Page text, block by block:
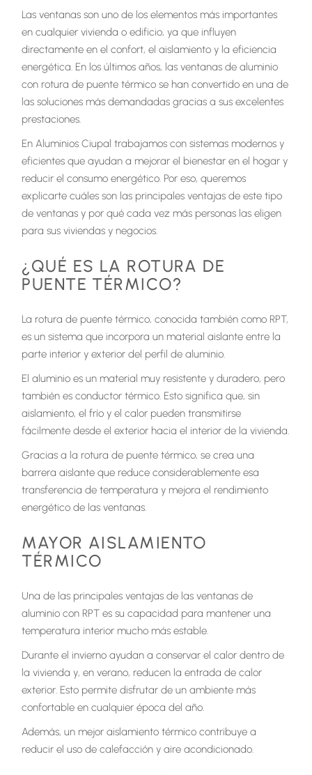
Las ventanas son uno de los elementos más importantes
en cualquier vivienda o edificio, ya que influyen
directamente en el confort, el aislamiento y la eficiencia
energética. En los últimos años, las ventanas de aluminio
con rotura de puente térmico se han convertido en una de
las soluciones más demandadas gracias a sus excelentes
prestaciones.
En Aluminios Ciupal trabajamos con sistemas modernos y
eficientes que ayudan a mejorar el bienestar en el hogar y
reducir el consumo energético. Por eso, queremos
explicarte cuáles son las principales ventajas de este tipo
de ventanas y por qué cada vez más personas las eligen
para sus viviendas y negocios.
¿QUÉ ES LA ROTURA DE
PUENTE TÉRMICO?
La rotura de puente térmico, conocida también como RPT,
es un sistema que incorpora un material aislante entre la
parte interior y exterior del perfil de aluminio.
El aluminio es un material muy resistente y duradero, pero
también es conductor térmico. Esto significa que, sin
aislamiento, el frío y el calor pueden transmitirse
fácilmente desde el exterior hacia el interior de la vivienda.
Gracias a la rotura de puente térmico, se crea una
barrera aislante que reduce considerablemente esa
transferencia de temperatura y mejora el rendimiento
energético de las ventanas.
MAYOR AISLAMIENTO
TÉRMICO
Una de las principales ventajas de las ventanas de
aluminio con RPT es su capacidad para mantener una
temperatura interior mucho más estable.
Durante el invierno ayudan a conservar el calor dentro de
la vivienda y, en verano, reducen la entrada de calor
exterior. Esto permite disfrutar de un ambiente más
confortable en cualquier época del año.
Además, un mejor aislamiento térmico contribuye a
reducir el uso de calefacción y aire acondicionado.